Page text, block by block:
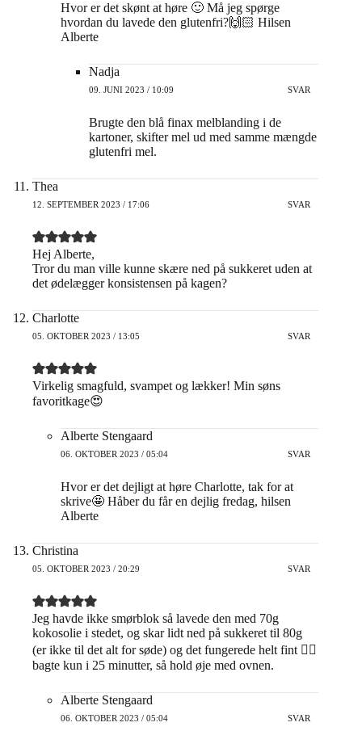
Hvor er det skønt at høre 🙂 Må jeg spørge
hvordan du lavede den glutenfri?🙌🏻 Hilsen
Alberte
Nadja
09. JUNI 2023 / 10:09 SVAR
Brugte den blå finax melblanding i de
kartoner, skifter mel ud med samme mængde
glutenfri mel.
Thea
12. SEPTEMBER 2023 / 17:06 SVAR
Hej Alberte,
Tror du man ville kunne skære ned på sukkeret uden at
det ødelægger konsistensen på kagen?
Charlotte
05. OKTOBER 2023 / 13:05 SVAR
Virkelig smagfuld, svampet og lækker! Min søns
favoritkage😍
Alberte Stengaard
06. OKTOBER 2023 / 05:04 SVAR
Hvor er det dejligt at høre Charlotte, tak for at
skrive🤩 Håber du får en dejlig fredag, hilsen
Alberte
Christina
05. OKTOBER 2023 / 20:29 SVAR
Jeg havde ikke smørblok så lavede den med 70g
kokosolie i stedet, og skar lidt ned på sukkeret til 80g
(er ikke til det alt for søde) og det fungerede helt fint 👌🏼
bagte kun i 25 minutter, så hold øje med ovnen.
Alberte Stengaard
06. OKTOBER 2023 / 05:04 SVAR